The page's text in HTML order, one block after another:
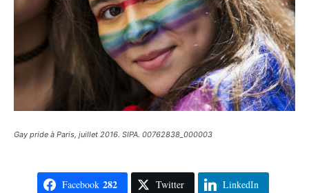
Gay pride à Paris, juillet 2016. SIPA. 00762838_000003
Facebook 282 Twitter LinkedIn